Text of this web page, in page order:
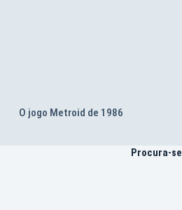
O jogo Metroid de 1986
Procura-se